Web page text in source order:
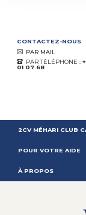
CONTACTEZ-NOUS
PAR MAIL
PAR TÉLÉPHONE :
01 07 68
2CV MÉHARI CLUB
POUR VOTRE AIDE
À PROPOS